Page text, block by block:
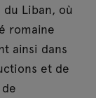
Liban, où
romaine
ainsi dans
et de